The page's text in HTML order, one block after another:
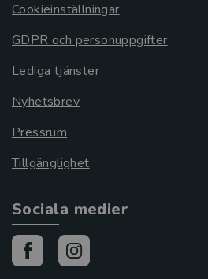
Cookieinställningar
GDPR och personuppgifter
Lediga tjänster
Nyhetsbrev
Pressrum
Tillgänglighet
Sociala medier